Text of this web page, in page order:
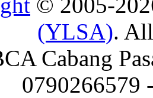
(YLSA).
Cabang
0790266579